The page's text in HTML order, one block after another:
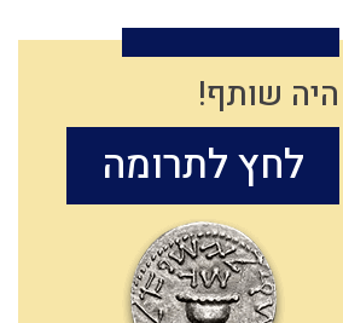
היה שותף!
לחץ לתרומה